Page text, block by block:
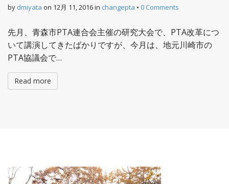
by dmiyata on 12月 11, 2016in changepta • 0 Comments
先月、青森市PTA連合会主催の研究大会で、PTA改革につ
いて講演してきたばかりですが、今月は、地元川崎市の
PTA協議会で…
Read more